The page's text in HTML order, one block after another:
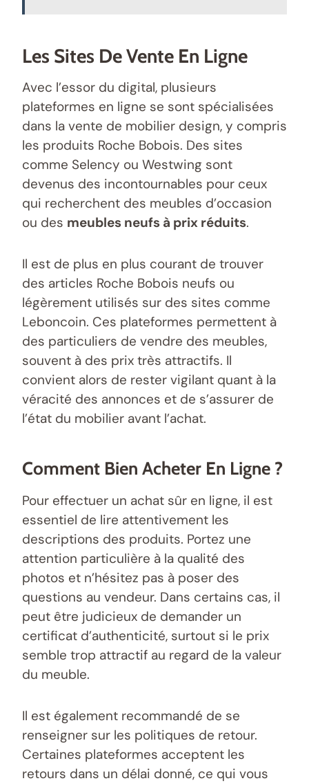
Les Sites De Vente En Ligne
Avec l’essor du digital, plusieurs
plateformes en ligne se sont spécialisées
dans la vente de mobilier design, y compris
les produits Roche Bobois. Des sites
comme Selency ou Westwing sont
devenus des incontournables pour ceux
qui recherchent des meubles d’occasion
ou des meubles neufs à prix réduits.
Il est de plus en plus courant de trouver
des articles Roche Bobois neufs ou
légèrement utilisés sur des sites comme
Leboncoin. Ces plateformes permettent à
des particuliers de vendre des meubles,
souvent à des prix très attractifs. Il
convient alors de rester vigilant quant à la
véracité des annonces et de s’assurer de
l’état du mobilier avant l’achat.
Comment Bien Acheter En Ligne ?
Pour effectuer un achat sûr en ligne, il est
essentiel de lire attentivement les
descriptions des produits. Portez une
attention particulière à la qualité des
photos et n’hésitez pas à poser des
questions au vendeur. Dans certains cas, il
peut être judicieux de demander un
certificat d’authenticité, surtout si le prix
semble trop attractif au regard de la valeur
du meuble.
Il est également recommandé de se
renseigner sur les politiques de retour.
Certaines plateformes acceptent les
retours dans un délai donné, ce qui vous